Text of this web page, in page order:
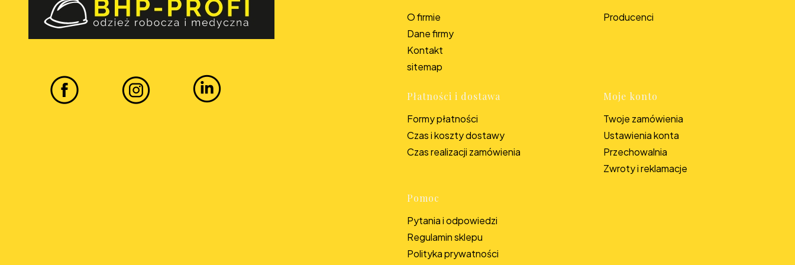
O firmie
Dane firmy
Kontakt
sitemap
Producenci
Płatności i dostawa
Formy płatności
Czas i koszty dostawy
Czas realizacji zamówienia
Moje konto
Twoje zamówienia
Ustawienia konta
Przechowalnia
Zwroty i reklamacje
Pomoc
Pytania i odpowiedzi
Regulamin sklepu
Polityka prywatności